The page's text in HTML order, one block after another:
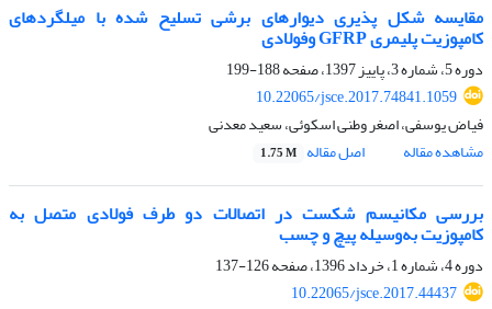
مقایسه شکل پذیری دیوارهای برشی تسلیح شده با میلگردهای
کامپوزیت پلیمری GFRP وفولادی
دوره 5، شماره 3، پاییز 1397، صفحه
188-199
10.22065/jsce.2017.74841.1059
فیاض یوسفی، اصغر وطنی اسکوئی، سعید معدنی
مشاهده مقاله
اصل مقاله 1.75 M
بررسی مکانیسم شکست در اتصالات دو طرف فولادی متصل به
کامپوزیت به‌وسیله پیچ و چسب
دوره 4، شماره 1، خرداد 1396، صفحه
126-137
10.22065/jsce.2017.44437